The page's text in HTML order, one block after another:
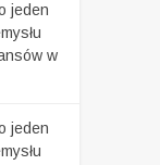
jeden
w
jeden